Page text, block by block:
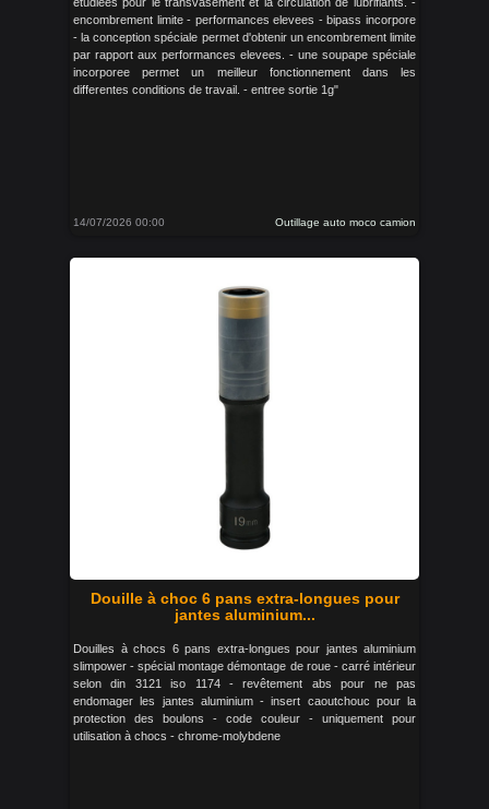
encombrement limite - performances elevees - bipass incorpore
- la conception spéciale permet d'obtenir un encombrement limite
par rapport aux performances elevees. - une soupape spéciale
incorporee permet un meilleur fonctionnement dans les
differentes conditions de travail. - entree sortie 1g"
14/07/2026 00:00 Outillage auto moco camion
Douille à choc 6 pans extra-longues pour
jantes aluminium...
Douilles à chocs 6 pans extra-longues pour jantes aluminium
slimpower - spécial montage démontage de roue - carré intérieur
selon din 3121 iso 1174 - revêtement abs pour ne pas
endomager les jantes aluminium - insert caoutchouc pour la
protection des boulons - code couleur - uniquement pour
utilisation à chocs - chrome-molybdene